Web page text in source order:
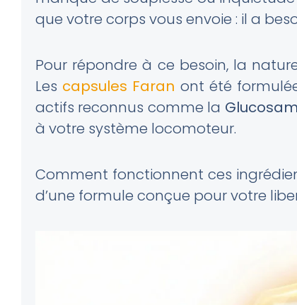
que votre corps vous envoie : il a
Pour répondre à ce besoin, la
Les capsules Faran ont été
actifs reconnus comme la
à votre système locomoteur.
Comment fonctionnent ces
d’une formule conçue pour votre